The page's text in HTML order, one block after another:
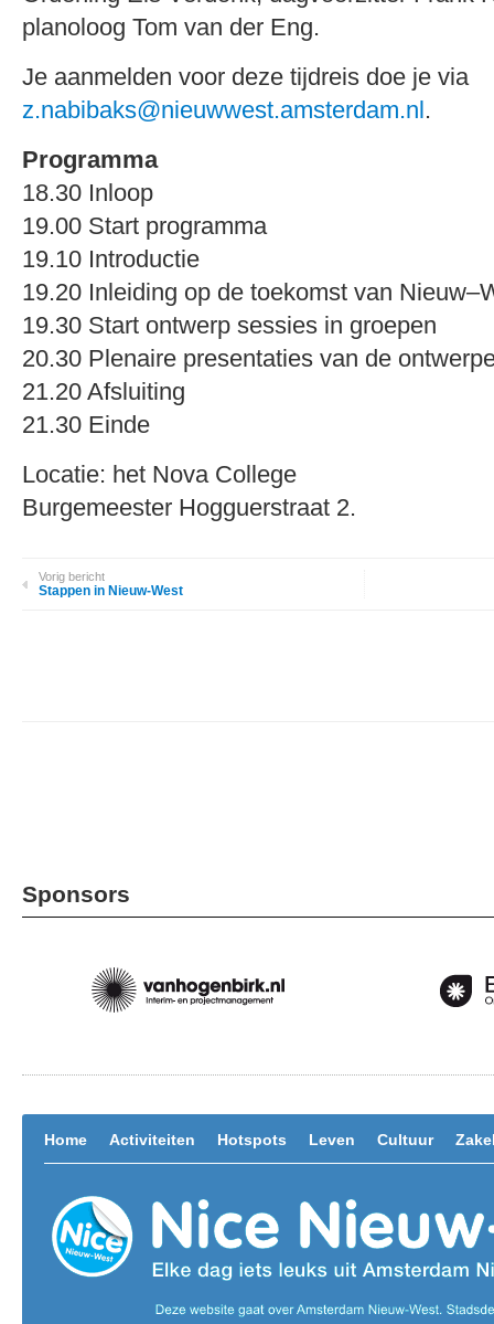
planoloog Tom van der Eng.
Je aanmelden voor deze tijdreis doe je via
z.nabibaks@nieuwwest.amsterdam.nl.
Programma
18.30 Inloop
19.00 Start programma
19.10 Introductie
19.20 Inleiding op de toekomst van
19.30 Start ontwerp sessies in groepen
20.30 Plenaire presentaties van de
21.20 Afsluiting
21.30 Einde
Locatie: het Nova College
Burgemeester Hogguerstraat 2.
Vorig bericht
Stappen in Nieuw-West
Sponsors
Home Activiteiten Hotspots Leven Cultuur